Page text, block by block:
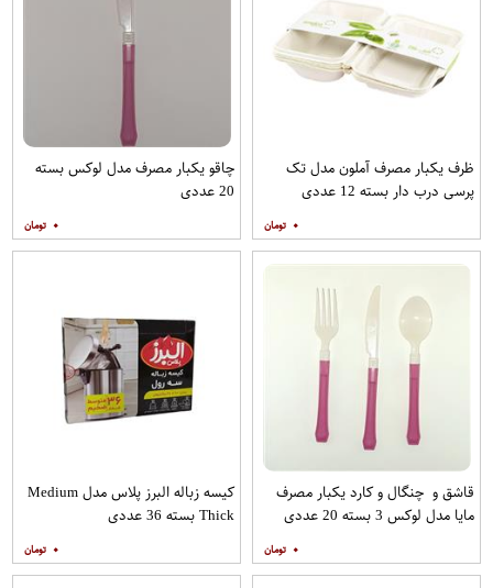
ظرف یکبار مصرف آملون مدل تک
پرسی درب دار بسته 12 عددی
۰
چاقو یکبار مصرف مدل لوکس بسته
20 عددی
۰
قاشق و چنگال و کارد یکبار مصرف
مایا مدل لوکس 3 بسته 20 عددی
۰
کیسه زباله البرز پلاس مدل Medium
Thick بسته 36 عددی
۰